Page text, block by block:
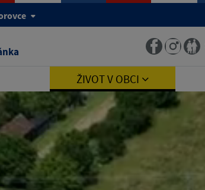
ŽIVOT V OBCI